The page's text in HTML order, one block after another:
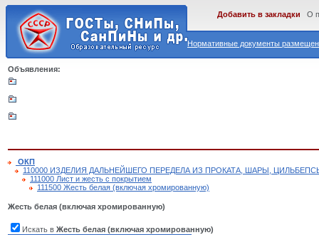
Нормативные документы
Добавить в закладки О
Объявления:
ОКП
110000 ИЗДЕЛИЯ ДАЛЬНЕЙШЕГО ПЕРЕДЕЛА ИЗ ПРОКАТА, ШАРЫ,
111000 Лист и жесть с покрытием
111500 Жесть белая (включая хромированную)
Жесть белая (включая хромированную)
Искать в Жесть белая (включая хромированную)